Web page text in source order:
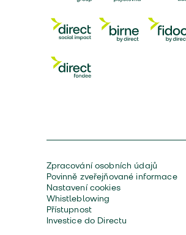
Zpracování osobních údajů
Povinně zveřejňované informace
Nastavení cookies
Whistleblowing
Přístupnost
Investice do Directu